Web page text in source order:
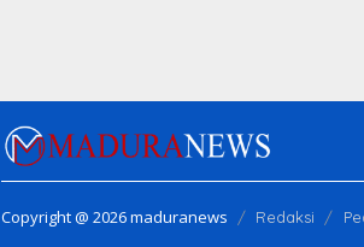
Copyright @ 2026 maduranews Redaksi